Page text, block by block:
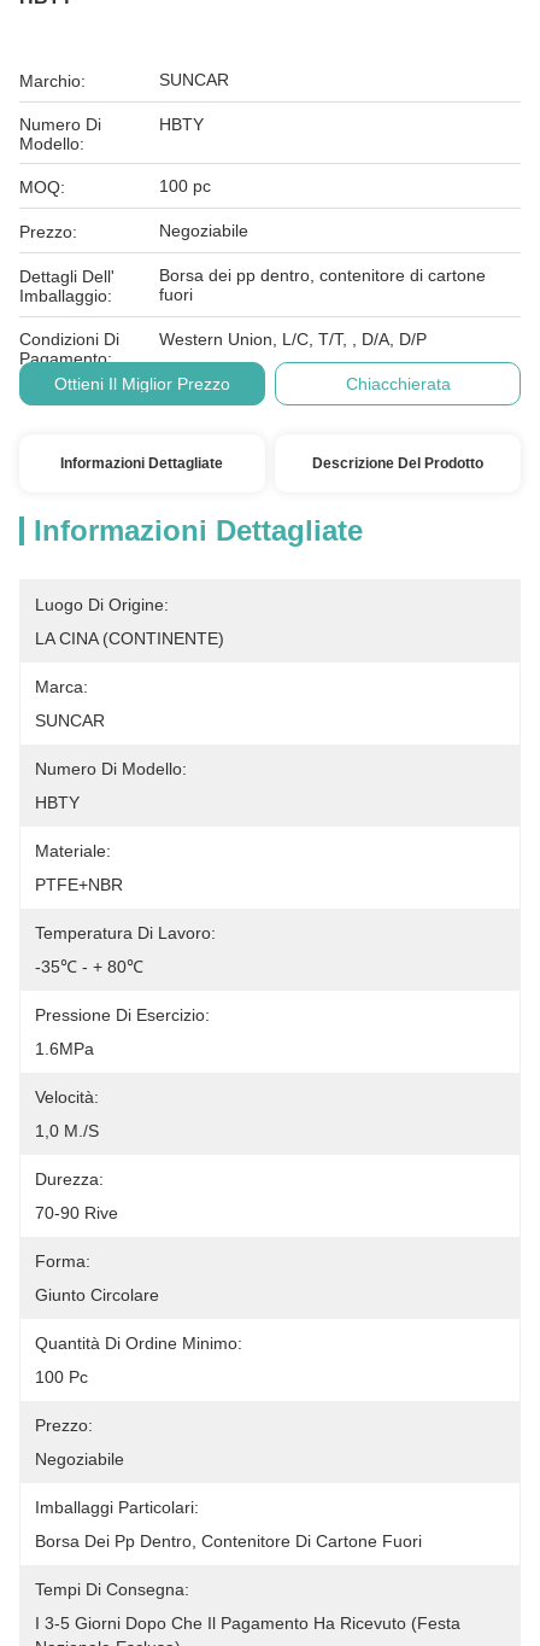
Marchio: SUNCAR
Numero Di
Modello:
HBTY
MOQ: 100 pc
Prezzo: Negoziabile
Dettagli Dell'
Imballaggio:
Borsa dei pp dentro, contenitore di cartone
fuori
Condizioni Di
Pagamento:
Western Union, L/C, T/T, , D/A, D/P
Ottieni Il Miglior Prezzo Chiacchierata
Informazioni Dettagliate Descrizione Del Prodotto
Informazioni Dettagliate
Luogo Di Origine:
LA CINA (CONTINENTE)
Marca:
SUNCAR
Numero Di Modello:
HBTY
Materiale:
PTFE+NBR
Temperatura Di Lavoro:
-35℃ - + 80℃
Pressione Di Esercizio:
1.6MPa
Velocità:
1,0 M./s
Durezza:
70-90 Rive
Forma:
Giunto Circolare
Quantità Di Ordine Minimo:
100 Pc
Prezzo:
Negoziabile
Imballaggi Particolari:
Borsa Dei Pp Dentro, Contenitore Di Cartone Fuori
Tempi Di Consegna:
I 3-5 Giorni Dopo Che Il Pagamento Ha Ricevuto (festa